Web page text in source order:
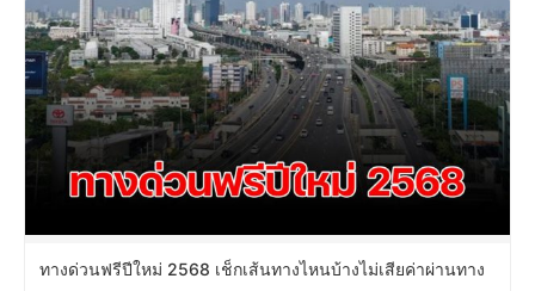
ทางด่วนฟรีปีใหม่ 2568 เช็กเส้นทางไหนบ้างไม่เสียค่าผ่านทาง